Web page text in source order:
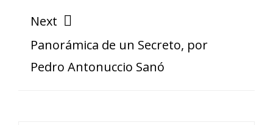
Next
Panorámica de un Secreto, por
Pedro Antonuccio Sanó